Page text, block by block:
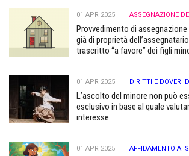
01 APR 2025 ASSEGNAZIONE
Provvedimento di
già di proprietà
trascritto “a favore” dei figli
01 APR 2025 DIRITTI E DOVERI
L’ascolto del minore non può
esclusivo in base al quale
interesse
01 APR 2025 AFFIDAMENTO AI